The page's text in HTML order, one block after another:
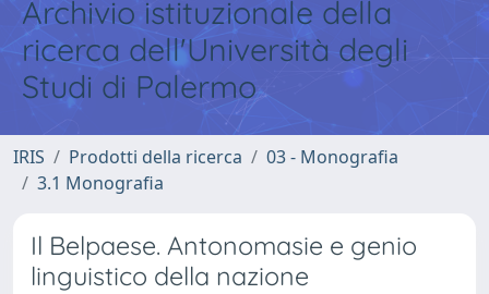
Archivio istituzionale della
ricerca dell'Università degli
Studi di Palermo
IRIS Prodotti della ricerca
03 - Monografia
3.1 Monografia
Il Belpaese. Antonomasie e genio
linguistico della nazione